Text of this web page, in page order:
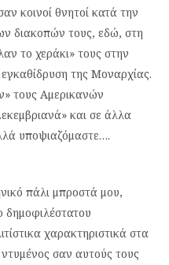
κοινοί θνητοί κατά την
διακοπών τους, εδώ, στη
το χεράκι» τους στην
της Μοναρχίας.
τους Αμερικανών
και σε άλλα
υποψιαζόμαστε….
πάλι μπροστά μου,
δημοφιλέστατου
χαρακτηριστικά στα
σαν αυτούς τους